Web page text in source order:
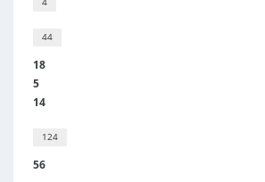
44
18
5
14
124
56